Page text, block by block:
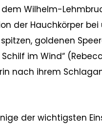
dem Wilhelm-
der Hauchkörper
goldenen
im Wind“
nach ihrem
der wichtigsten